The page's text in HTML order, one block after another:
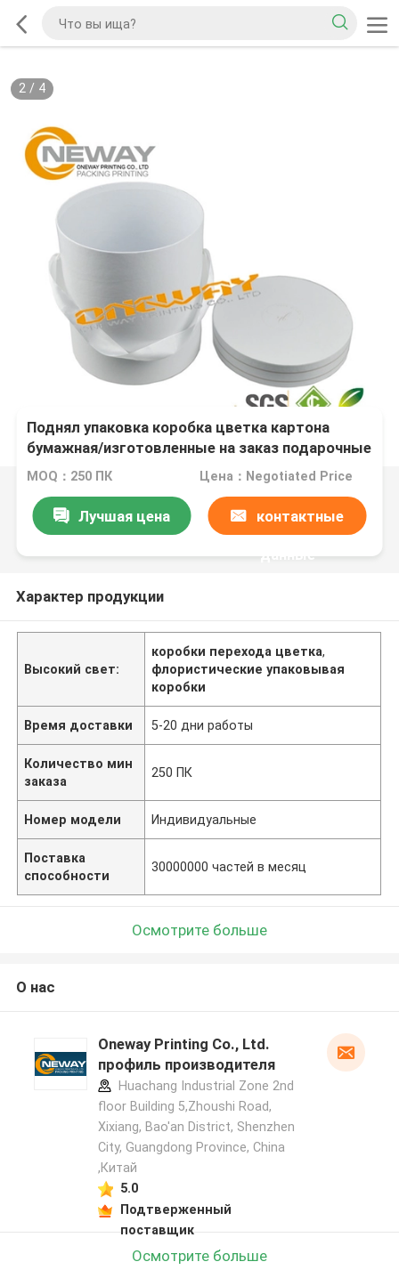
2/ 4
Поднял упаковка коробка цветка картона
бумажная/изготовленные на заказ подарочные
коробки
MOQ：250 ПК Цена：Negotiated Price
Лучшая цена контактные
данные
Характер продукции
Высокий свет:
коробки перехода цветка,
флористические упаковывая
коробки
Время доставки 5-20 дни работы
Количество мин
заказа
250 ПК
Номер модели Индивидуальные
Поставка
способности
30000000 частей в месяц
Осмотрите больше
О нас
Oneway Printing Co., Ltd.
профиль производителя
Huachang Industrial Zone 2nd
floor Building 5,Zhoushi Road,
Xixiang, Bao'an District, Shenzhen
City, Guangdong Province, China
,Китай
5.0
Подтверженный
поставщик
Осмотрите больше